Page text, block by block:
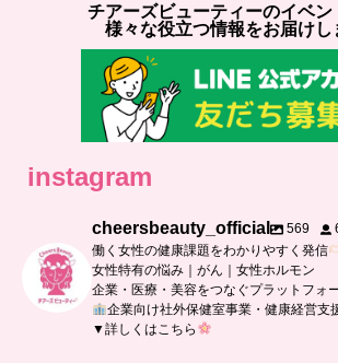
チアーズビューティーのイベン
様々な役立つ情報をお届けし
instagram
cheersbeauty_official 569
働く女性の健康課題をわかりやすく発信
女性特有の悩み｜がん｜女性ホルモン
企業・医療・美容をつなぐプラットフォ
企業向け社外保健室事業・健康経営支
▼詳しくはこちら